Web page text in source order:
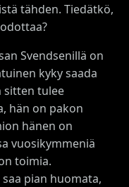
tähden. Tiedätkö,
Svendsenillä on
kyky saada
sitten tulee
hän on pakon
hänen on
vuosikymmeniä
toimia.
pian huomata,